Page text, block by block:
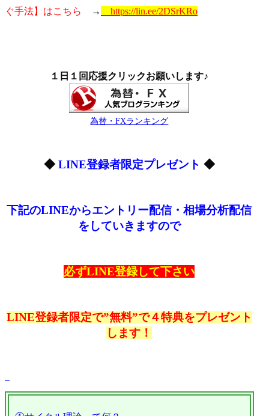
ぐ手法】はこちら
→ https://lin.ee/2DSrKRo
１日１回応援クリックお願いします♪
為替・FXランキング
◆ LINE登録者限定プレゼント ◆
下記のLINEからエントリー配信・相場分析配信
をしていきますので
必ずLINE登録して下さい
LINE登録者限定で”無料”で４特典をプレゼント
します！